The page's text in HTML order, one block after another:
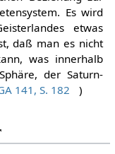
Es wird
etwas
daß man es nicht
was innerhalb
der Saturn-
141, S. 182 )